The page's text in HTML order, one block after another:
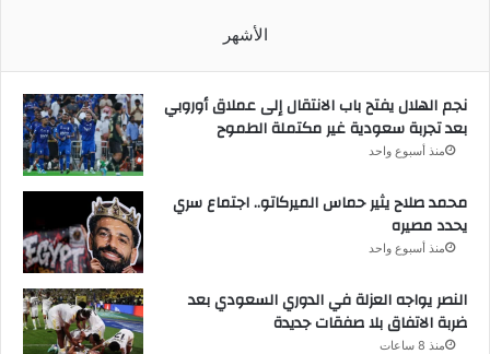
الأشهر
نجم الهلال يفتح باب الانتقال إلى عملاق أوروبي
بعد تجربة سعودية غير مكتملة الطموح
منذ أسبوع واحد
محمد صلاح يثير حماس الميركاتو.. اجتماع سري
يحدد مصيره
منذ أسبوع واحد
النصر يواجه العزلة في الدوري السعودي بعد
ضربة الاتفاق بلا صفقات جديدة
منذ 8 ساعات